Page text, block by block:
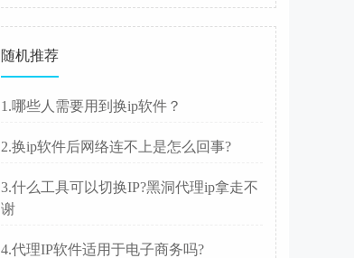
随机推荐
1.哪些人需要用到换ip软件？
2.换ip软件后网络连不上是怎么回事?
3.什么工具可以切换IP?黑洞代理ip拿走不
谢
4.代理IP软件适用于电子商务吗?